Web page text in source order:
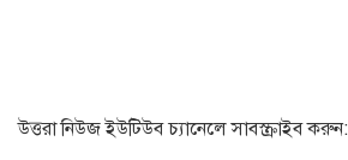
উত্তরা নিউজ ইউটিউব চ্যানেলে সাবস্ক্রাইব করুন: